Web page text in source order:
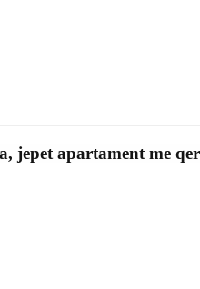
jepet apartament me